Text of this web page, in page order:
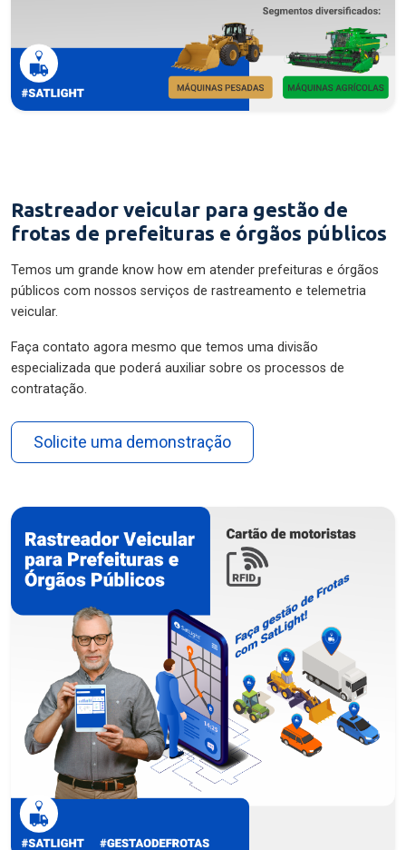
Rastreador veicular para gestão de
frotas de prefeituras e órgãos públicos
Temos um grande know how em atender prefeituras e órgãos
públicos com nossos serviços de rastreamento e telemetria
veicular.
Faça contato agora mesmo que temos uma divisão
especializada que poderá auxiliar sobre os processos de
contratação.
Solicite uma demonstração